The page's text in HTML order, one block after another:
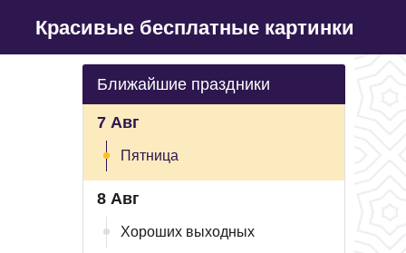
Красивые бесплатные картинки
Ближайшие праздники
7 Авг
Пятница
8 Авг
Хороших выходных